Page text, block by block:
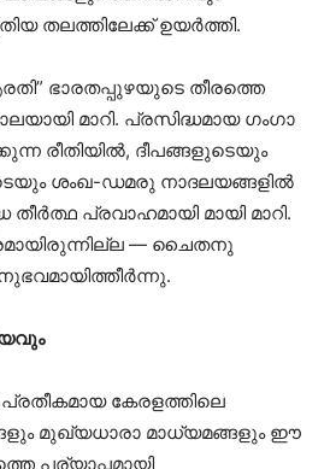
തലത്തിലേക്ക് ഉയർത്തി.
ഭാരതപ്പുഴയുടെ തീരത്തെ
മാറി. പ്രസിദ്ധമായ ഗംഗാ
രീതിയിൽ, ദീപങ്ങളുടെയും
ശംഖ-ഡമരു നാദലയങ്ങളിൽ
പ്രവാഹമായി മായി മാറി.
— ചൈതനു
കേരളത്തിലെ
മുഖ്യധാരാ മാധ്യമങ്ങളും ഈ
പര്യാപ്തമായി